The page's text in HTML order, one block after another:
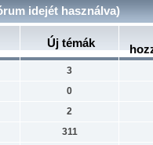
idejét használva)
Új témák
3
0
2
311